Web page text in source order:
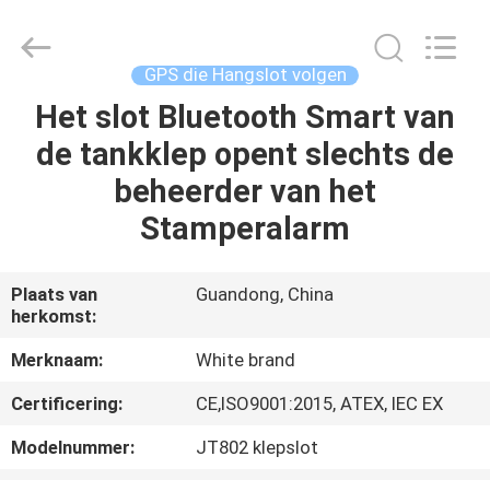
HUIS
PRODUCTEN
SHOW
ONGEVEER
ONS
Technology
GPS die Hangslot volgen
Het slot Bluetooth Smart van
de tankklep opent slechts de
beheerder van het
Stamperalarm
Plaats van
herkomst:
Guandong, China
Merknaam:
White brand
Certificering:
CE,ISO9001:2015, ATEX, IEC EX
Modelnummer:
JT802 klepslot